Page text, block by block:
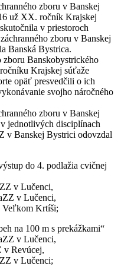
zboru v Banskej
už XX. ročník Krajskej
v priestoroch
zboru v Banskej
Banská Bystrica.
zboru Banskobystrického
Krajskej súťaže
opäť presvedčili o ich
svojho náročného
zboru v Banskej
jednotlivých disciplínach
v Banskej Bystrici odovzdal
do 4. podlažia cvičnej
v Lučenci,
v Lučenci,
Veľkom Krtíši;
na 100 m s prekážkami“
v Lučenci,
v Revúcej,
v Lučenci;